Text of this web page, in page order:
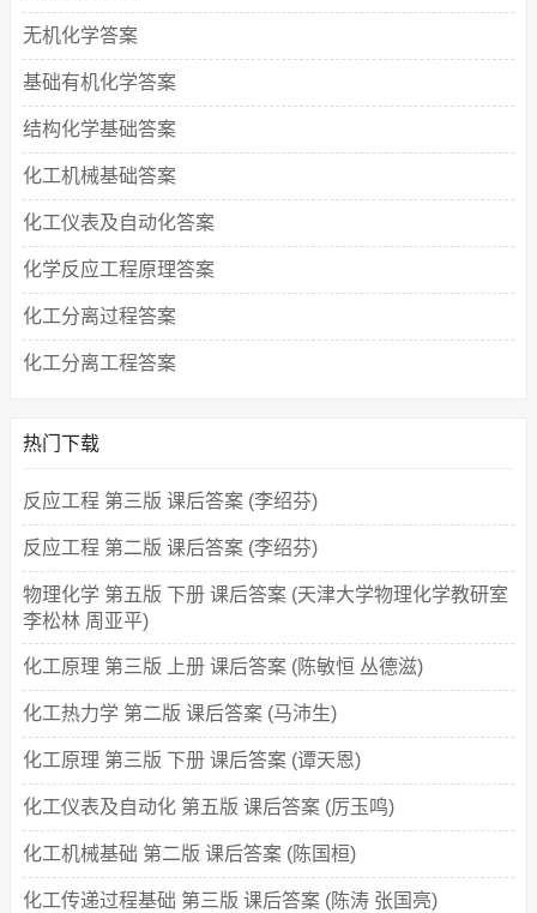
无机化学答案
基础有机化学答案
结构化学基础答案
化工机械基础答案
化工仪表及自动化答案
化学反应工程原理答案
化工分离过程答案
化工分离工程答案
热门下载
反应工程 第三版 课后答案 (李绍芬)
反应工程 第二版 课后答案 (李绍芬)
物理化学 第五版 下册 课后答案 (天津大学物理化学教研室
李松林 周亚平)
化工原理 第三版 上册 课后答案 (陈敏恒 丛德滋)
化工热力学 第二版 课后答案 (马沛生)
化工原理 第三版 下册 课后答案 (谭天恩)
化工仪表及自动化 第五版 课后答案 (厉玉鸣)
化工机械基础 第二版 课后答案 (陈国桓)
化工传递过程基础 第三版 课后答案 (陈涛 张国亮)